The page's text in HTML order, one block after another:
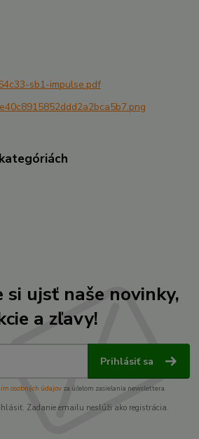
sb1-impulse.pdf
si ujsť naše novinky,
a zľavy!
Prihlásiť sa
osobných údajov za účelom zasielania newslettera.
Zadanie emailu neslúži ako registrácia.